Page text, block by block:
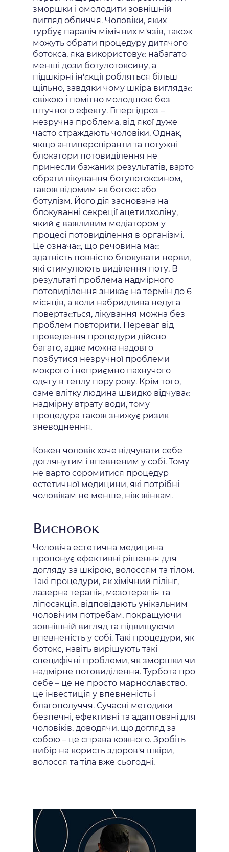
зморшки і омолодити зовнішній
вигляд обличчя. Чоловіки, яких
турбує параліч мімічних м'язів, також
можуть обрати процедуру дитячого
ботокса, яка використовує набагато
менші дози ботулотоксину, а
підшкірні ін'єкції робляться більш
щільно, завдяки чому шкіра виглядає
свіжою і помітно молодшою без
штучного ефекту. Гіпергідроз –
незручна проблема, від якої дуже
часто страждають чоловіки. Однак,
якщо антиперспіранти та потужні
блокатори потовиділення не
принесли бажаних результатів, варто
обрати лікування ботулотоксином,
також відомим як ботокс або
ботулізм. Його дія заснована на
блокуванні секреції ацетилхоліну,
який є важливим медіатором у
процесі потовиділення в організмі.
Це означає, що речовина має
здатність повністю блокувати нерви,
які стимулюють виділення поту. В
результаті проблема надмірного
потовиділення зникає на термін до 6
місяців, а коли набридлива недуга
повертається, лікування можна без
проблем повторити. Переваг від
проведення процедури дійсно
багато, адже можна надовго
позбутися незручної проблеми
мокрого і неприємно пахнучого
одягу в теплу пору року. Крім того,
саме влітку людина швидко відчуває
надмірну втрату води, тому
процедура також знижує ризик
зневоднення.
Кожен чоловік хоче відчувати себе
доглянутим і впевненим у собі. Тому
не варто соромитися процедур
естетичної медицини, які потрібні
чоловікам не менше, ніж жінкам.
Висновок
Чоловіча естетична медицина
пропонує ефективні рішення для
догляду за шкірою, волоссям та тілом.
Такі процедури, як хімічний пілінг,
лазерна терапія, мезотерапія та
ліпосакція, відповідають унікальним
чоловічим потребам, покращуючи
зовнішній вигляд та підвищуючи
впевненість у собі. Такі процедури, як
ботокс, навіть вирішують такі
специфічні проблеми, як зморшки чи
надмірне потовиділення. Турбота про
себе – це не просто марнославство,
це інвестиція у впевненість і
благополуччя. Сучасні методики
безпечні, ефективні та адаптовані для
чоловіків, доводячи, що догляд за
собою – це справа кожного. Зробіть
вибір на користь здоров'я шкіри,
волосся та тіла вже сьогодні.